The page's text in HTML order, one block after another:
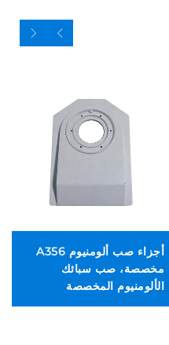
أجزاء صب ألومنيوم A356
مخصصة، صب سبائك
الألومنيوم المخصصة